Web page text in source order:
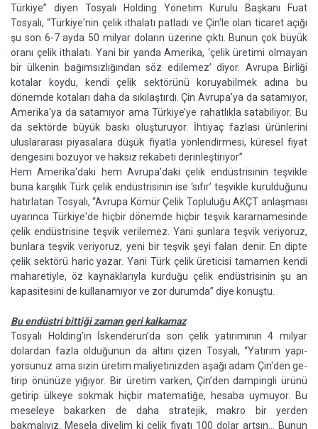
Türkiye” diyen Tosyalı Hol­ding Yönetim Kurulu Başkanı Fuat
Tosyalı, “Türkiye'nin çelik it­halatı patladı ve Çin'le olan tica­ret açığı
şu son 6-7 ayda 50 mil­yar doların üzerine çıktı. Bunun çok büyük
oranı çelik ithalatı. Yani bir yanda Amerika, ‘çelik üretimi olmayan
bir ülkenin bağımsızlı­ğından söz edilemez’ diyor. Avru­pa Birliği
kotalar koydu, kendi çe­lik sektörünü koruyabilmek adına bu
dönemde kotaları daha da sıkı­laştırdı. Çin Avrupa'ya da satamı­yor,
Amerika'ya da satamıyor ama Türkiye’ye rahatlıkla satabiliyor. Bu
da sektörde büyük baskı oluş­turuyor. İhtiyaç fazlası ürünlerini
uluslararası piyasalara düşük fi­yatla yönlendirmesi, küresel fiyat
dengesini bozuyor ve haksız reka­beti derinleştiriyor”
Hem Amerika'daki hem Avru­pa'daki çelik endüstrisinin teşvik­le
buna karşılık Türk çelik endüst­risinin ise ‘sıfır’ teşvikle kuruldu­ğunu
hatırlatan Tosyalı, “Avrupa Kömür Çelik Topluluğu AKÇT anlaşması
uyarınca Türki­ye'de hiçbir dönemde hiçbir teşvik kararnamesinde
çelik endüstrisine teşvik verilemez. Yani şunlara teşvik veriyo­ruz,
bunlara teşvik ve­riyoruz, yeni bir teş­vik şeyi falan de­nir. En dipte
çelik sektörü haric ya­zar. Yani Türk çelik üretici­si tamamen ken­di
maharetiyle, öz kaynaklarıyla kur­duğu çelik endüstrisinin şu an
kapasitesini de kullanamıyor ve zor durumda” diye konuştu.
Bu endüstri bittiği zaman geri kalkamaz
Tosyalı Holding’in İskende­run’da son çelik yatırımının 4 mil­yar
dolardan fazla olduğunun da altını çizen Tosyalı, “Yatırım yapı­
yorsunuz ama sizin üretim mali­yetinizden aşağı adam Çin'den ge­
tirip önünüze yığıyor. Bir üretim varken, Çin’den dampingli ürünü
getirip ülkeye sokmak hiçbir ma­tematiğe, hesaba uymuyor. Bu
me­seleye bakarken de daha stratejik, makro bir yerden
bakmalıyız. Me­sela diyelim ki çelik fiyatı 100 dolar artsın… Bunun